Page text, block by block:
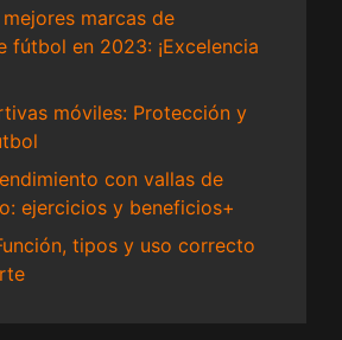
marcas de
fútbol en 2023: ¡Excelencia
móviles: Protección y
con vallas de
ejercicios y beneficios+
tipos y uso correcto